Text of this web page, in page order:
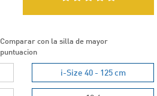
Comparar con la silla de mayor
puntuacion
i-Size 40 - 125 cm